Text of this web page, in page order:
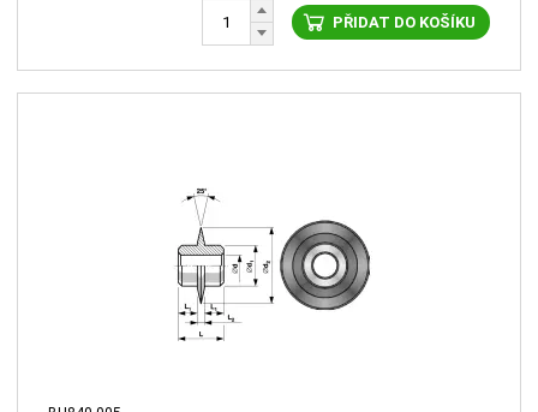
PŘIDAT DO KOŠÍKU